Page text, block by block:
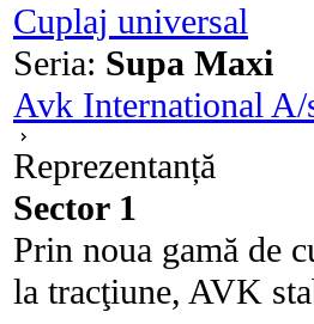
Cuplaj universal
Seria: Supa Maxi
Avk International A/
Reprezentanță
Sector 1
Prin noua gamă de
la tracţiune, AVK